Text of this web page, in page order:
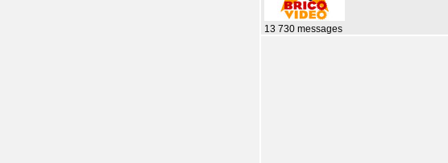
13 730 messages